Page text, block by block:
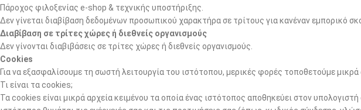
Πάροχος φιλοξενίας e-shop & τεχνικής υποστήριξης.
Δεν γίνεται διαβίβαση δεδομένων προσωπικού χαρακτήρα σε τρίτους για κανέναν εμπορικό
Διαβίβαση σε τρίτες χώρες ή διεθνείς οργανισμούς
Δεν γίνονται διαβιβάσεις σε τρίτες χώρες ή διεθνείς οργανισμούς.
Cookies
Για να εξασφαλίσουμε τη σωστή λειτουργία του ιστότοπου, μερικές φορές τοποθετούμε
Τι είναι τα cookies;
Τα cookies είναι μικρά αρχεία κειμένου τα οποία ένας ιστότοπος αποθηκεύει στον